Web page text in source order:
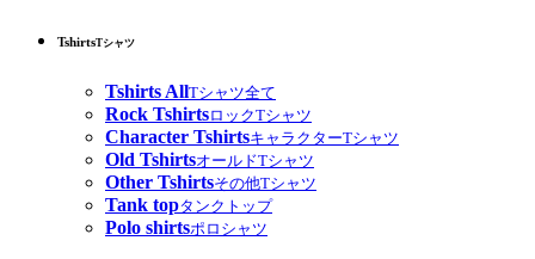
TshirtsTシャツ
Tshirts AllTシャツ全て
Rock TshirtsロックTシャツ
Character TshirtsキャラクターTシャツ
Old TshirtsオールドTシャツ
Other Tshirtsその他Tシャツ
Tank topタンクトップ
Polo shirtsポロシャツ